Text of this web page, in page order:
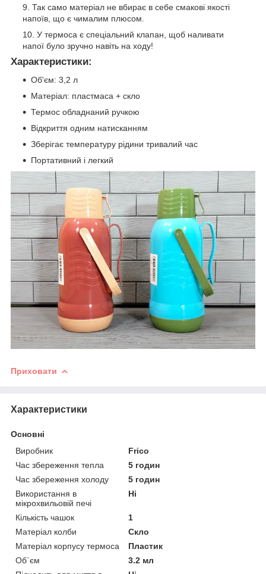
Так само матеріал не вбирає в себе смакові якості
напоїв, що є чималим плюсом.
У термоса є спеціальний клапан, щоб наливати
напої було зручно навіть на ходу!
Характеристики:
Об'єм: 3,2 л
Матеріал: пластмаса + скло
Термос обладнаний ручкою
Відкриття одним натисканням
Зберігає температуру рідини тривалий час
Портативний і легкий
Приховати
Характеристики
Основні
Виробник
Frico
Час збереження тепла
5 годин
Час збереження холоду
5 годин
Використання в
мікрохвильовій печі
Ні
Кількість чашок
1
Матеріал колби
Скло
Матеріал корпусу термоса
Пластик
Об`єм
3.2 мл